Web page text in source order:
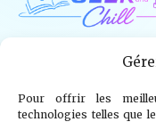
Pour offrir les
technologies telles que
Jeux Vidéo